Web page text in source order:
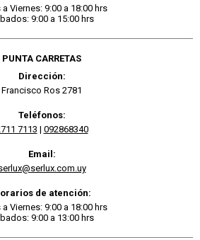
a Viernes: 9:00 a 18:00 hrs
9:00 a 15:00 hrs
PUNTA CARRETAS
Dirección:
Francisco Ros 2781
Teléfonos:
7113 | 092868340
Email:
de atención:
a Viernes: 9:00 a 18:00 hrs
9:00 a 13:00 hrs